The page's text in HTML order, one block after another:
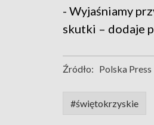
- Wyjaśniamy
skutki – dodaje
Źródło: Polska Press
#świętokrzyskie